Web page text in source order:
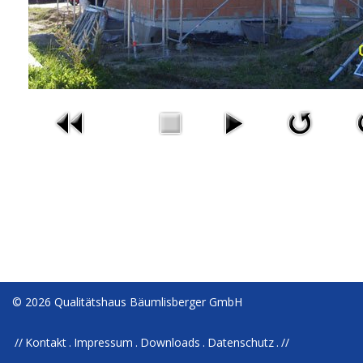
© 2026 Qualitätshaus Bäumlisberger GmbH
Kontakt Impressum Downloads Datenschutz //